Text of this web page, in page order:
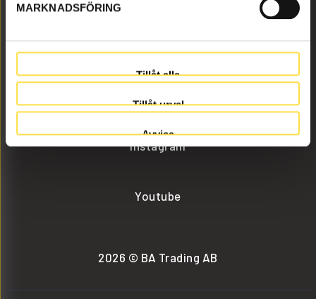
MARKNADSFÖRING
Tillåt alla
Tillåt urval
Avvisa
info@batrading.se
+46 (0) 152-32500
Instagram
Youtube
2026 © BA Trading AB